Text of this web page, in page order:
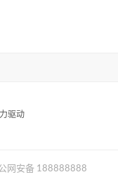
驱动
网安备 188888888